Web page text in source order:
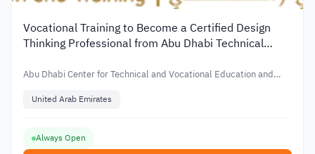
Vocational Training to Become a Certified Design
Thinking Professional from Abu Dhabi Technical
Abu Dhabi Center for Technical and Vocational Education and
United Arab Emirates
Always Open